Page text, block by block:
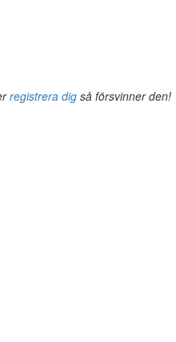
registrera digså försvinner den!